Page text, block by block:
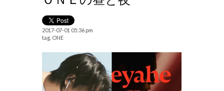
2017-07-01 05:36 pm
tag. ONE